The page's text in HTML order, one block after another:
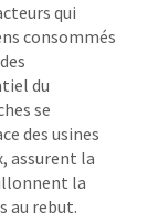
qui
consommés
du
se
des usines
assurent la
la
au rebut.